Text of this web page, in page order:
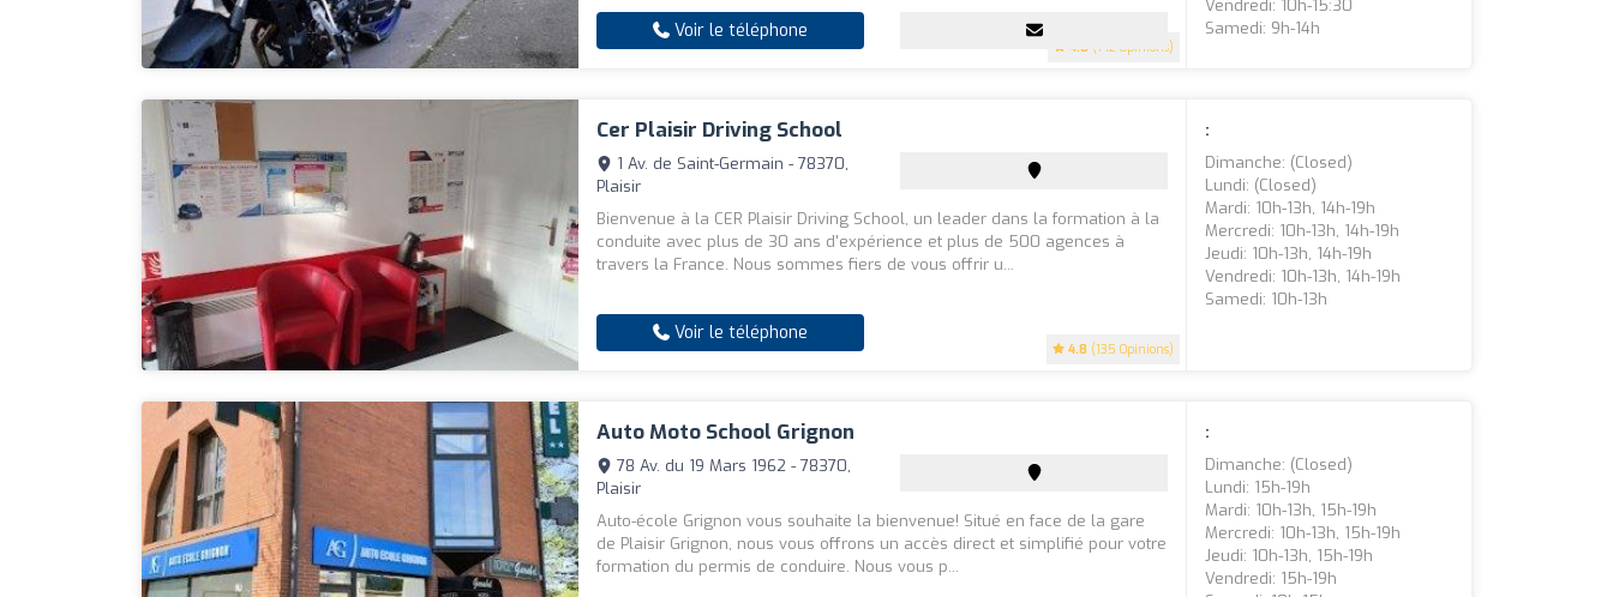
4.8 (142 Opinions)
Voir le téléphone
Vendredi: 10h-15:30
Samedi: 9h-14h
Cer Plaisir Driving School
4.8 (135 Opinions)
1 Av. de Saint-Germain - 78370,
Plaisir
Bienvenue à la CER Plaisir Driving School, un leader dans la formation à la
conduite avec plus de 30 ans d'expérience et plus de 500 agences à
travers la France. Nous sommes fiers de vous offrir u...
Voir le téléphone
:
Dimanche: (closed)
Lundi: (closed)
Mardi: 10h-13h, 14h-19h
Mercredi: 10h-13h, 14h-19h
Jeudi: 10h-13h, 14h-19h
Vendredi: 10h-13h, 14h-19h
Samedi: 10h-13h
Auto Moto School Grignon
78 Av. du 19 Mars 1962 - 78370,
Plaisir
Auto-école Grignon vous souhaite la bienvenue! Situé en face de la gare
de Plaisir Grignon, nous vous offrons un accès direct et simplifié pour votre
formation du permis de conduire. Nous vous p...
:
Dimanche: (closed)
Lundi: 15h-19h
Mardi: 10h-13h, 15h-19h
Mercredi: 10h-13h, 15h-19h
Jeudi: 10h-13h, 15h-19h
Vendredi: 15h-19h